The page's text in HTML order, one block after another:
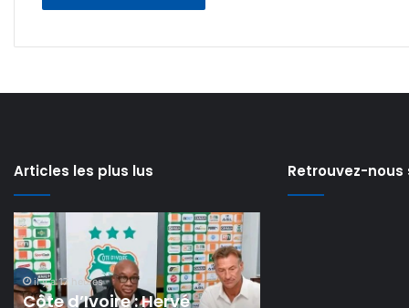
Articles les plus lus
Secteur
des
cycles
et
motocycles
il y a 17 heures
sans
Retrouvez-nous